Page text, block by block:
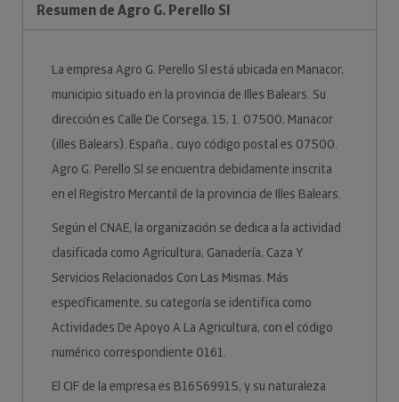
Resumen de Agro G. Perello Sl
La empresa Agro G. Perello Sl está ubicada en Manacor,
municipio situado en la provincia de Illes Balears. Su
dirección es Calle De Corsega, 15, 1. 07500, Manacor
(illes Balears). España., cuyo código postal es 07500.
Agro G. Perello Sl se encuentra debidamente inscrita
en el Registro Mercantil de la provincia de Illes Balears.
Según el CNAE, la organización se dedica a la actividad
clasificada como Agricultura, Ganadería, Caza Y
Servicios Relacionados Con Las Mismas. Más
específicamente, su categoría se identifica como
Actividades De Apoyo A La Agricultura, con el código
numérico correspondiente 0161.
El CIF de la empresa es B16569915, y su naturaleza